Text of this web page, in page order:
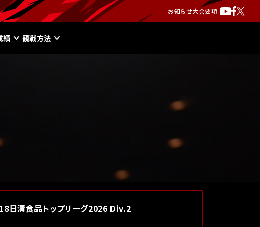
お知らせ大会要項
績 観戦方法
日清食品トップリーグ2026 Div.2